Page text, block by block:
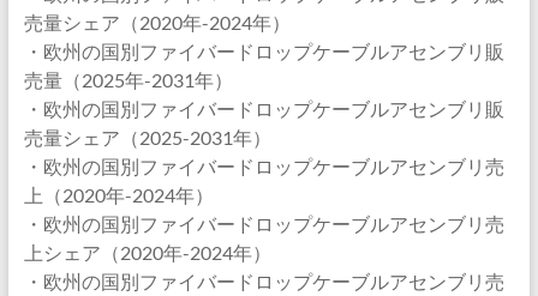
売量シェア（2020年-2024年）
・欧州の国別ファイバードロップケーブルアセンブリ販
売量（2025年-2031年）
・欧州の国別ファイバードロップケーブルアセンブリ販
売量シェア（2025-2031年）
・欧州の国別ファイバードロップケーブルアセンブリ売
上（2020年-2024年）
・欧州の国別ファイバードロップケーブルアセンブリ売
上シェア（2020年-2024年）
・欧州の国別ファイバードロップケーブルアセンブリ売